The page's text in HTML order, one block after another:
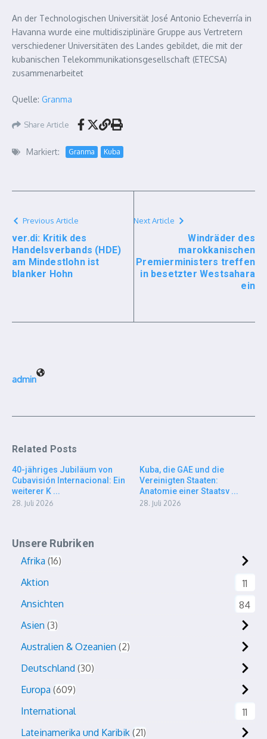
An der Technologischen Universität José Antonio Echeverría in
Havanna wurde eine multidisziplinäre Gruppe aus Vertretern
verschiedener Universitäten des Landes gebildet, die mit der
kubanischen Telekommunikationsgesellschaft (ETECSA)
zusammenarbeitet
Quelle: Granma
Share Article
Markiert: Granma Kuba
Previous Article
ver.di: Kritik des
Handelsverbands (HDE)
am Mindestlohn ist
blanker Hohn
Next Article
Windräder des
marokkanischen
Premierministers treffen
in besetzter Westsahara
ein
admin
Related Posts
40-jähriges Jubiläum von
Cubavisión Internacional: Ein
weiterer K ...
28. Juli 2026
Kuba, die GAE und die
Vereinigten Staaten:
Anatomie einer Staatsv ...
28. Juli 2026
Unsere Rubriken
Afrika 16
Aktion
11
Ansichten
84
Asien 3
Australien & Ozeanien 2
Deutschland 30
Europa 609
International
11
Lateinamerika und Karibik 21